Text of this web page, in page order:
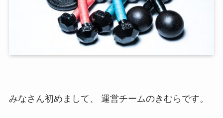
みなさん初めまして、 運営チームのきむらです。